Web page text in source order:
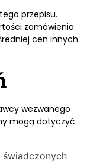
przepisu.
zamówienia
cen innych
wezwanego
mogą dotyczyć
świadczonych